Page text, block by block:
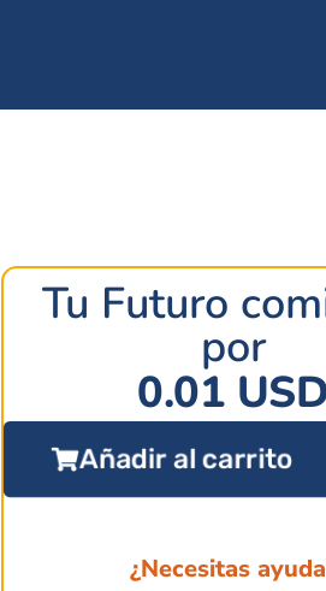
Tu Futuro
por
0.01 USD
Añadir al carrito
¿Necesitas